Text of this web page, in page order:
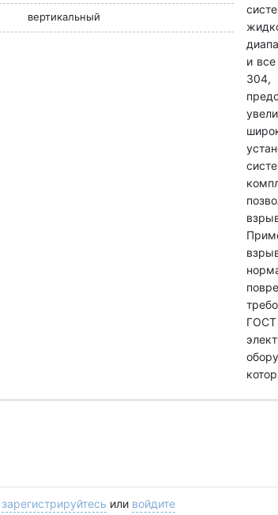
вертикальный
и
304,
зарегистрируйтесь или войдите